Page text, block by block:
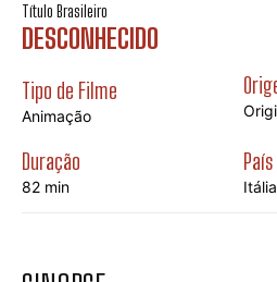
Título Brasileiro
DESCONHECIDO
Tipo de Filme
Animação
Duração
82 min
País
Itália